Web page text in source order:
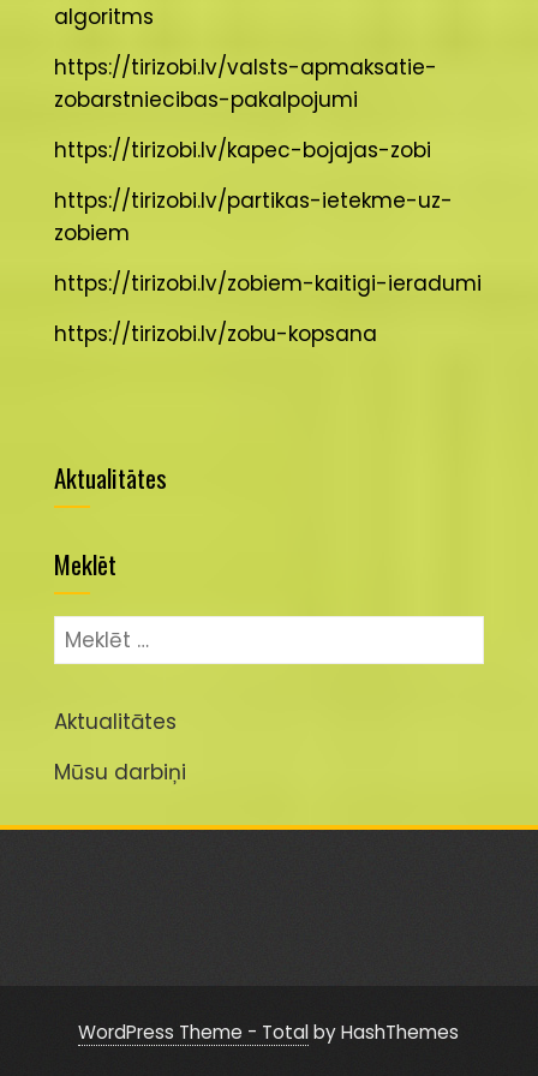
algoritms
https://tirizobi.lv/valsts-apmaksatie-
zobarstniecibas-pakalpojumi
https://tirizobi.lv/kapec-bojajas-zobi
https://tirizobi.lv/partikas-ietekme-uz-
zobiem
https://tirizobi.lv/zobiem-kaitigi-ieradumi
https://tirizobi.lv/zobu-kopsana
Aktualitātes
Meklēt
Meklēt:
Aktualitātes
Mūsu darbiņi
WordPress Theme - Totalby HashThemes